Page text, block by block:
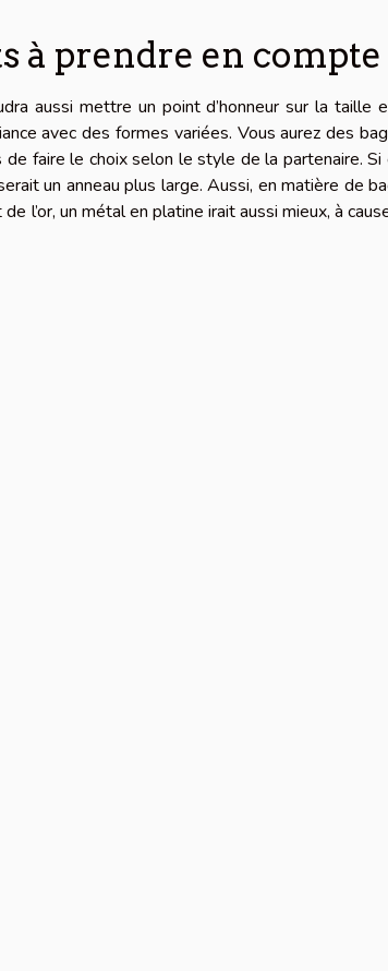
à prendre en compte
aussi mettre un point d’honneur sur la taille
avec des formes variées. Vous aurez des
faire le choix selon le style de la partenaire. Si
un anneau plus large. Aussi, en matière de
l’or, un métal en platine irait aussi mieux, à